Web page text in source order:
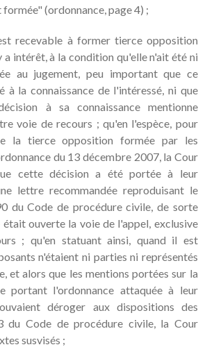
(ordonnance, page 4) ;
recevable à former tierce opposition
a intérêt, à la condition qu'elle n'ait été ni
au jugement, peu important que ce
la connaissance de l'intéressé, ni que
à sa connaissance mentionne
voie de recours ; qu'en l'espèce, pour
la tierce opposition formée par les
du 13 décembre 2007, la Cour
cette décision a été portée à leur
lettre recommandée reproduisant le
du Code de procédure civile, de sorte
était ouverte la voie de l'appel, exclusive
; qu'en statuant ainsi, quand il est
n'étaient ni parties ni représentés
et alors que les mentions portées sur la
portant l'ordonnance attaquée à leur
déroger aux dispositions des
du Code de procédure civile, la Cour
susvisés ;